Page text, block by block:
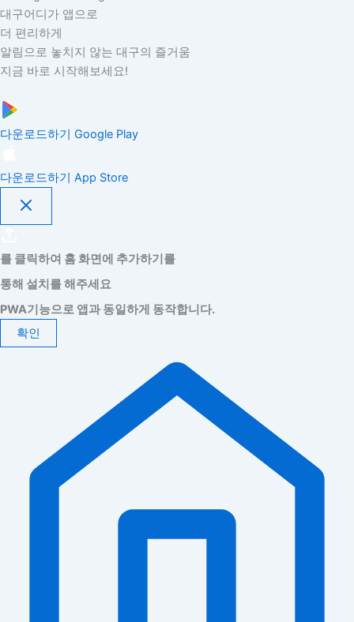
대구어디가 앱으로
더 편리하게
알림으로 놓치지 않는 대구의 즐거움
지금 바로 시작해보세요!
다운로드하기 Google Play
다운로드하기 App Store
를 클릭하여 홈 화면에 추가하기를
통해 설치를 해주세요
PWA기능으로 앱과 동일하게 동작합니다.
확인